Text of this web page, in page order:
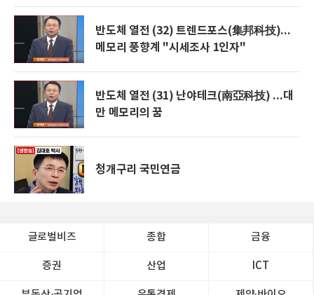
반도체 열전 (32) 트렌드포스(集邦科技)...
메모리 풍향계 "시세조사 1인자"
반도체 열전 (31) 난야테크(南亞科技) ...대
만 메모리의 꿈
청개구리 국민연금
글로벌비즈 종합 금융
증권 산업 ICT